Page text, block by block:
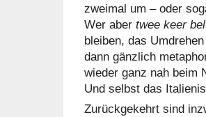
zweimal um – oder
Wer aber twee keer
bleiben, das
dann gänzlich
wieder ganz nah beim
Und selbst das
Zurückgekehrt sind